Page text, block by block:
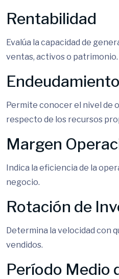
Rentabilidad
Evalúa la capacidad de
ventas, activos o patrimonio.
Endeudamiento
Permite conocer el nivel de
respecto de los recursos
Margen
Indica la eficiencia de la
negocio.
Rotación de
Determina la velocidad con
vendidos.
Período Medio